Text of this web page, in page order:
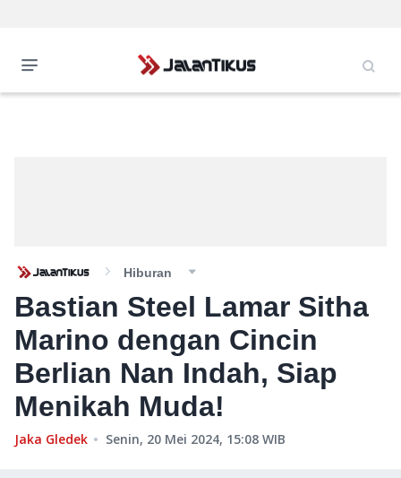
Hiburan
Bastian Steel Lamar Sitha
Marino dengan Cincin
Berlian Nan Indah, Siap
Menikah Muda!
Jaka Gledek Senin, 20 Mei 2024, 15:08 WIB